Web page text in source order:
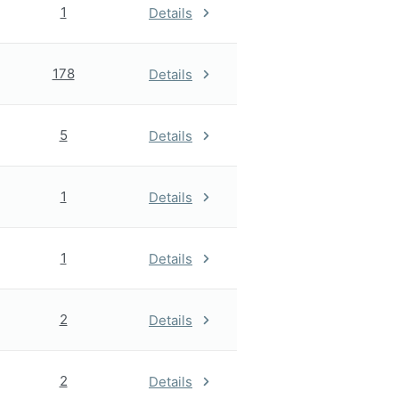
1 Details
178 Details
5 Details
1 Details
1 Details
2 Details
2 Details